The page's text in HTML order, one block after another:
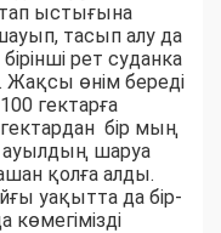
ыстығына
тасып алу да
рет суданка
Жақсы өнім береді
гектарға
бір мың
ауылдың шаруа
қолға алды.
уақытта да бір-
көмегімізді